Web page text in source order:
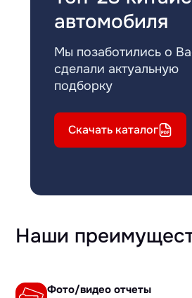
автомобиля
Мы позаботились о
сделали актуальную
подборку
Скачать каталог
Наши
Фото/видео отчеты